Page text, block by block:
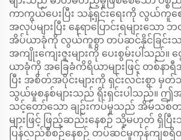
ကာကွယ်ပေးပြီး သန့်ရှင်းရေးကို လွယ်ကူစ
အလုပ်များပြီး နေရာပြောင်းရများသော
အိပ်ယာခုံကို လွယ်ကူစွာ တပ်ဆင်နိုင်ခြင်းသ
အကျိုးကျေးဇူးများကို ပေးစွမ်းပါသည်။
ယာခုံကို အခြေခံကိရိယာများဖြင့် တစ်န
ပြီး အစိတ်အပိုင်းများကို ရှင်းလင်းစွာ မှတ်
သွယ်မှုစနစ်များသည် ရိုးရှင်းပါသည်။
သင့်တော်သော ချဉ်းကပ်မှုသည် အိမ်သစ်
များဖြင့် ဖြည့်ဆည်းနေစဉ် သို့မဟုတ် ရှိပြီးသ
ပြန်လည်စီစဉ်နေစဉ် တပ်ဆင်မှုကုန်ကျစရိတ်